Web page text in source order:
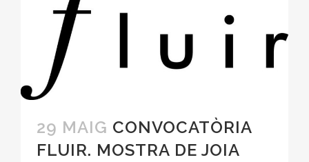
29 MAIG CONVOCATÒRIA
FLUIR. MOSTRA DE JOIA